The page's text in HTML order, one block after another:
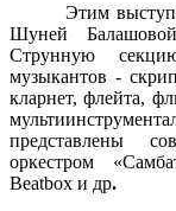
Этим
Шуней
Струнную
музыкантов -
кларнет, флейта,
представлены
оркестром
Beatbox и др.